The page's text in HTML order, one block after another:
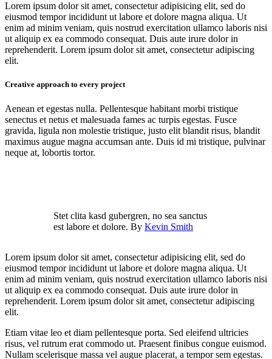
Lorem ipsum dolor sit amet, consectetur adipisicing elit, sed do
eiusmod tempor incididunt ut labore et dolore magna aliqua. Ut
enim ad minim veniam, quis nostrud exercitation ullamco laboris nisi
ut aliquip ex ea commodo consequat. Duis aute irure dolor in
reprehenderit. Lorem ipsum dolor sit amet, consectetur adipiscing
elit.
Creative approach to every project
Aenean et egestas nulla. Pellentesque habitant morbi tristique
senectus et netus et malesuada fames ac turpis egestas. Fusce
gravida, ligula non molestie tristique, justo elit blandit risus, blandit
maximus augue magna accumsan ante. Duis id mi tristique, pulvinar
neque at, lobortis tortor.
Stet clita kasd gubergren, no sea sanctus
est labore et dolore. By Kevin Smith
Lorem ipsum dolor sit amet, consectetur adipisicing elit, sed do
eiusmod tempor incididunt ut labore et dolore magna aliqua. Ut
enim ad minim veniam, quis nostrud exercitation ullamco laboris nisi
ut aliquip ex ea commodo consequat. Duis aute irure dolor in
reprehenderit. Lorem ipsum dolor sit amet, consectetur adipiscing
elit.
Etiam vitae leo et diam pellentesque porta. Sed eleifend ultricies
risus, vel rutrum erat commodo ut. Praesent finibus congue euismod.
Nullam scelerisque massa vel augue placerat, a tempor sem egestas.